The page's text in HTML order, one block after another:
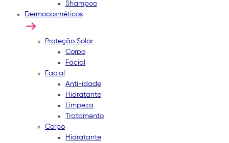
Shampoo
Dermocosméticos
Proteção Solar
Corpo
Facial
Facial
Anti-idade
Hidratante
Limpeza
Tratamento
Corpo
Hidratante